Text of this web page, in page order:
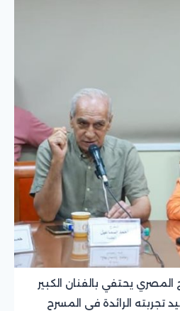
يحتفي بالفنان الكبير
تجربته الرائدة في المسرح